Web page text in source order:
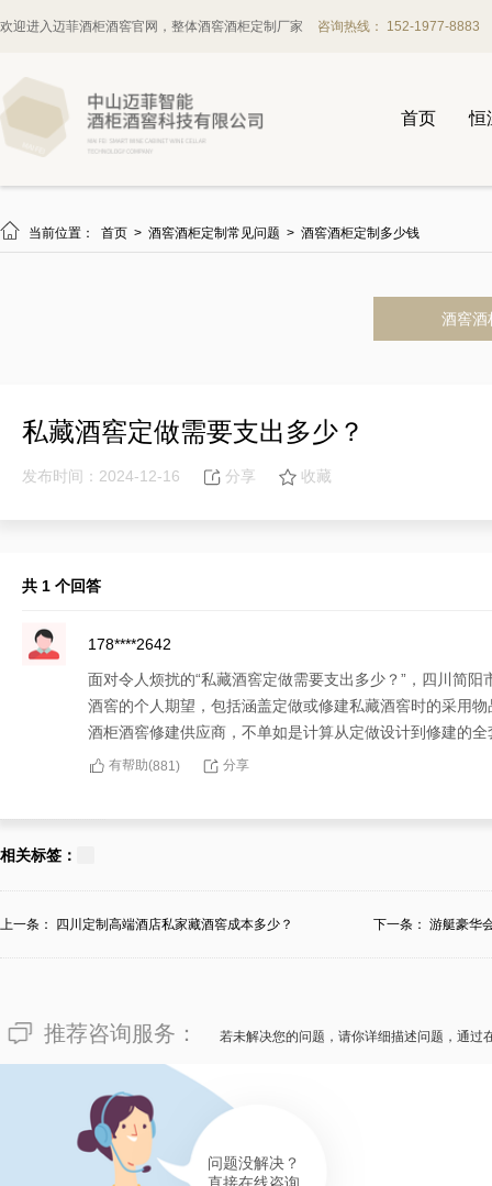
欢迎进入迈菲酒柜酒窖官网，整体酒窖酒柜定制厂家 咨询热线： 152-1977-8883
首页 恒
 当前位置： 首页 > 酒窖酒柜定制常见问题 > 酒窖酒柜定制多少钱
酒窖酒
私藏酒窖定做需要支出多少？
发布时间：2024-12-16 分享 收藏
共 1 个回答
178****2642
面对令人烦扰的“私藏酒窖定做需要支出多少？”，四川简
酒窖的个人期望，包括涵盖定做或修建私藏酒窖时的采用
酒柜酒窖修建供应商，不单如是计算从定做设计到修建的
有帮助(881 ) 分享
相关标签：
上一条： 四川定制高端酒店私家藏酒窖成本多少？ 下一条： 游艇豪华
推荐咨询服务： 若未解决您的问题，请你详细描述问题，通过
问题没解决？